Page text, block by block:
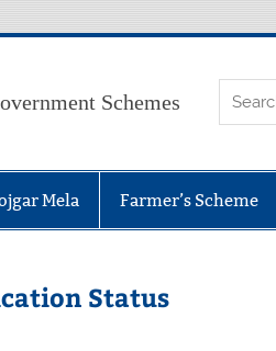
Schemes
Mela Farmer’s Scheme
Status